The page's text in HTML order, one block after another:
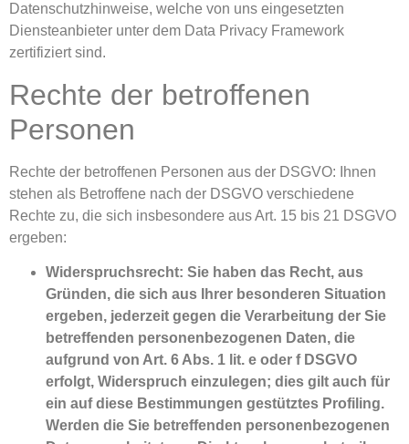
Datenschutzhinweise, welche von uns eingesetzten
Diensteanbieter unter dem Data Privacy Framework
zertifiziert sind.
Rechte der betroffenen
Personen
Rechte der betroffenen Personen aus der DSGVO: Ihnen
stehen als Betroffene nach der DSGVO verschiedene
Rechte zu, die sich insbesondere aus Art. 15 bis 21 DSGVO
ergeben:
Widerspruchsrecht: Sie haben das Recht, aus
Gründen, die sich aus Ihrer besonderen Situation
ergeben, jederzeit gegen die Verarbeitung der Sie
betreffenden personenbezogenen Daten, die
aufgrund von Art. 6 Abs. 1 lit. e oder f DSGVO
erfolgt, Widerspruch einzulegen; dies gilt auch für
ein auf diese Bestimmungen gestütztes Profiling.
Werden die Sie betreffenden personenbezogenen